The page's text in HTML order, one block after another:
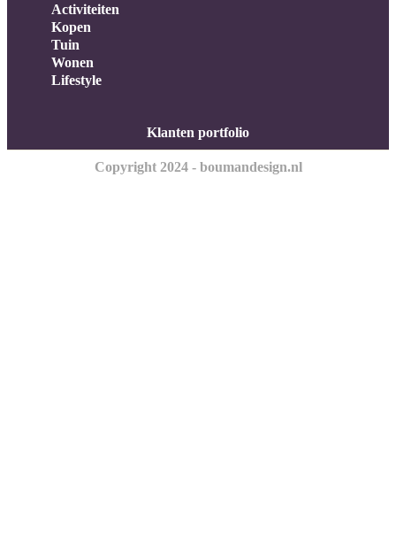
Activiteiten
Kopen
Tuin
Wonen
Lifestyle
Klanten portfolio
Copyright 2024 - boumandesign.nl